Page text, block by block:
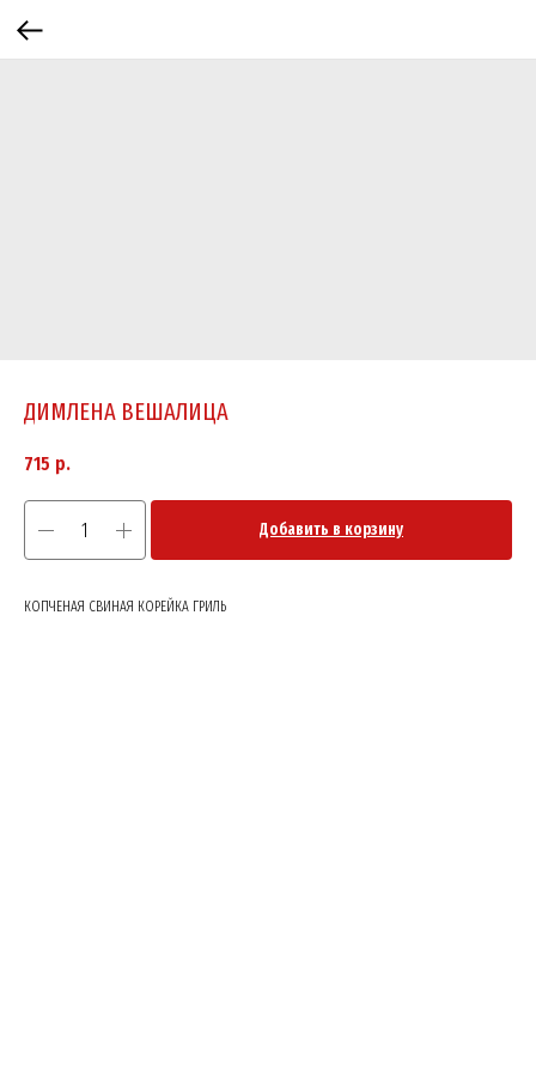
ДИМЛЕНА ВЕШАЛИЦА
715 р.
Добавить в корзину
КОПЧЕНАЯ СВИНАЯ КОРЕЙКА ГРИЛЬ